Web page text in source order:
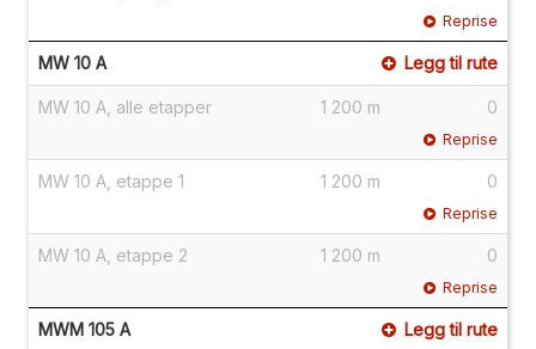
Reprise
MW 10 A Legg til rute
MW 10 A, alle etapper 1 200 m 0
Reprise
MW 10 A, etappe 1 1 200 m 0
Reprise
MW 10 A, etappe 2 1 200 m 0
Reprise
MWM 105 A Legg til rute